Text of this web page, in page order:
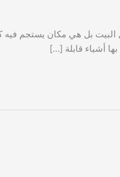
هي مكان يستجم فيه كافة
أشياء قابلة […]